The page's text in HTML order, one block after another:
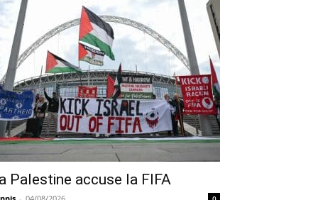
Palestine accuse la FIFA